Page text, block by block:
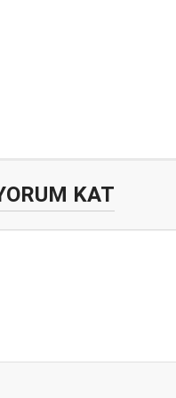
KAT